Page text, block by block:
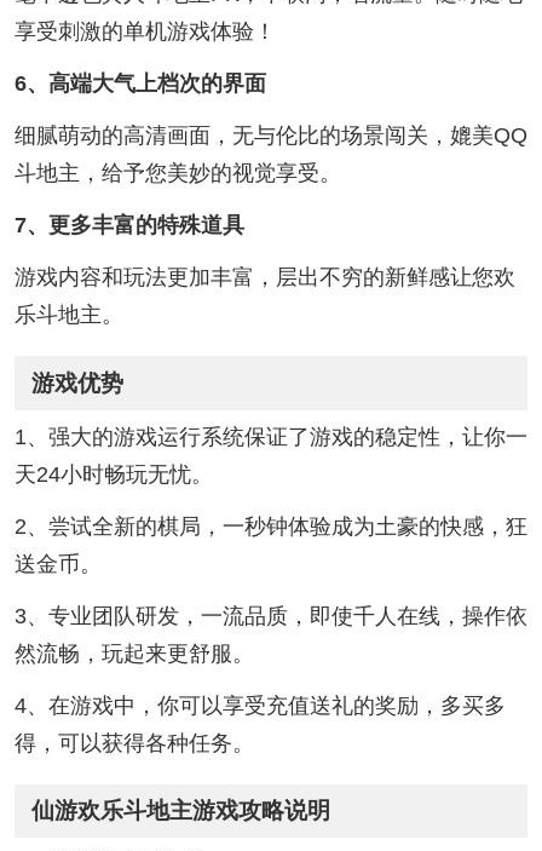
享受刺激的单机游戏体验！
6、高端大气上档次的界面
细腻萌动的高清画面，无与伦比的场景闯关，媲美QQ
斗地主，给予您美妙的视觉享受。
7、更多丰富的特殊道具
游戏内容和玩法更加丰富，层出不穷的新鲜感让您欢
乐斗地主。
游戏优势
1、强大的游戏运行系统保证了游戏的稳定性，让你一
天24小时畅玩无忧。
2、尝试全新的棋局，一秒钟体验成为土豪的快感，狂
送金币。
3、专业团队研发，一流品质，即使千人在线，操作依
然流畅，玩起来更舒服。
4、在游戏中，你可以享受充值送礼的奖励，多买多
得，可以获得各种任务。
仙游欢乐斗地主游戏攻略说明